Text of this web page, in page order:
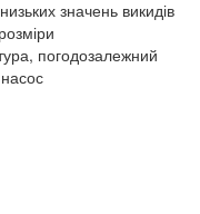
значень викидів
погодозалежний